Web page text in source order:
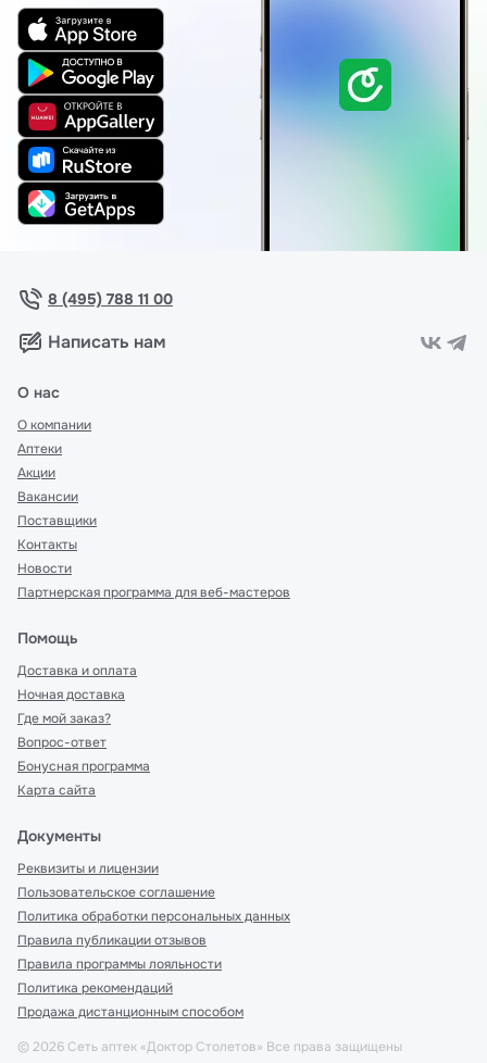
8 (495) 788 11 00
Написать нам
О нас
О компании
Аптеки
Акции
Вакансии
Поставщики
Контакты
Новости
Партнерская программа для веб-мастеров
Помощь
Доставка и оплата
Ночная доставка
Где мой заказ?
Вопрос-ответ
Бонусная программа
Карта сайта
Документы
Реквизиты и лицензии
Пользовательское соглашение
Политика обработки персональных данных
Правила публикации отзывов
Правила программы лояльности
Политика рекомендаций
Продажа дистанционным способом
© 2026 Сеть аптек «Доктор Столетов» Все права защищены